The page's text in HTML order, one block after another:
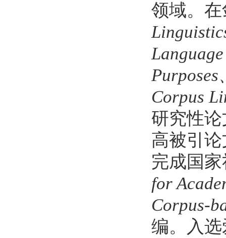
领域。
Corpus
研究性
高被引
完成国
for
Corpus-
编。入